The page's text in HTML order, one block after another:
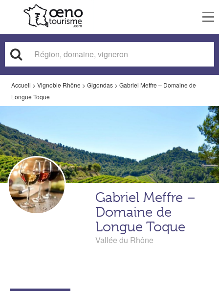
Accueil > Vignoble Rhône > Gigondas > Gabriel Meffre – Domaine de
Longue Toque
Gabriel Meffre –
Domaine de
Longue Toque
Vallée du Rhône